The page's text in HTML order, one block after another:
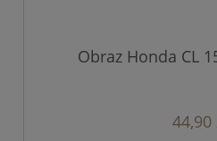
Obraz Honda CL
44,90